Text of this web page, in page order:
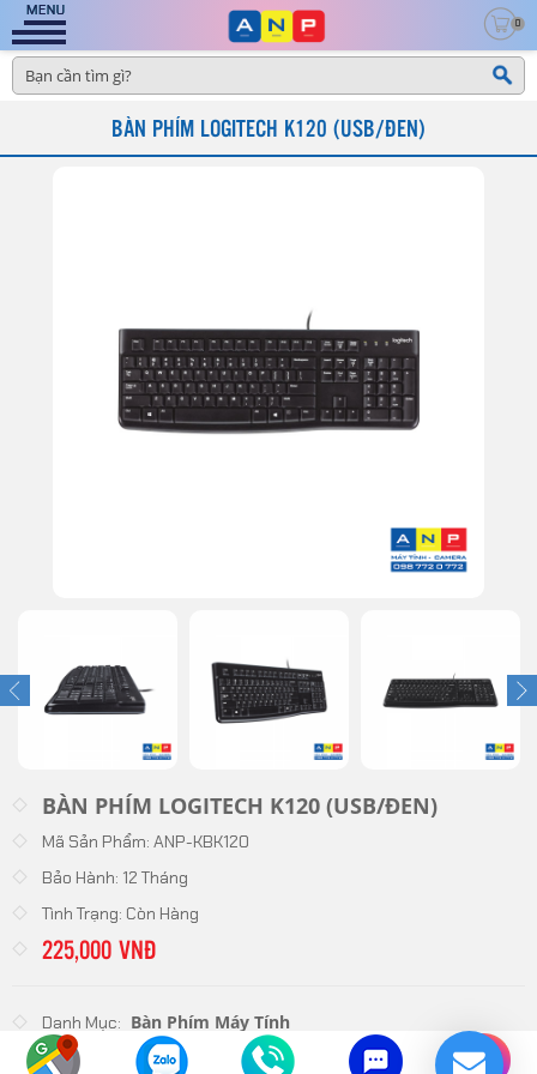
0
BÀN PHÍM LOGITECH K120 (USB/ĐEN)
BÀN PHÍM LOGITECH K120 (USB/ĐEN)
Mã Sản Phẩm: ANP-KBK120
Bảo Hành: 12 Tháng
Tình Trạng: Còn Hàng
225,000 VNĐ
Danh Mục: Bàn Phím Máy Tính
Số Lượng +